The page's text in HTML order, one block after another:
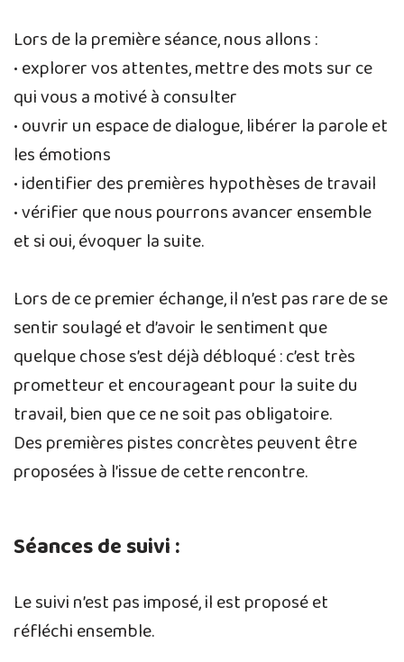
Lors de la première séance, nous allons :
• explorer vos attentes, mettre des mots sur ce
qui vous a motivé à consulter
• ouvrir un espace de dialogue, libérer la parole et
les émotions
• identifier des premières hypothèses de travail
• vérifier que nous pourrons avancer ensemble
et si oui, évoquer la suite.
Lors de ce premier échange, il n’est pas rare de se
sentir soulagé et d’avoir le sentiment que
quelque chose s’est déjà débloqué : c’est très
prometteur et encourageant pour la suite du
travail, bien que ce ne soit pas obligatoire.
Des premières pistes concrètes peuvent être
proposées à l’issue de cette rencontre.
Séances de suivi :
Le suivi n’est pas imposé, il est proposé et
réfléchi ensemble.